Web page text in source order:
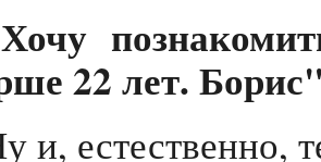
22 лет.
и, естественно,